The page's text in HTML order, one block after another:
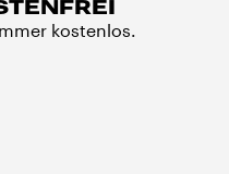
kostenlos.